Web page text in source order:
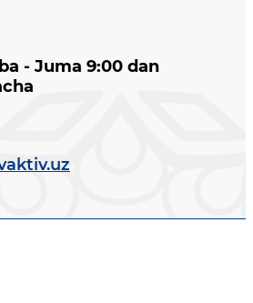
- Juma 9:00 dan